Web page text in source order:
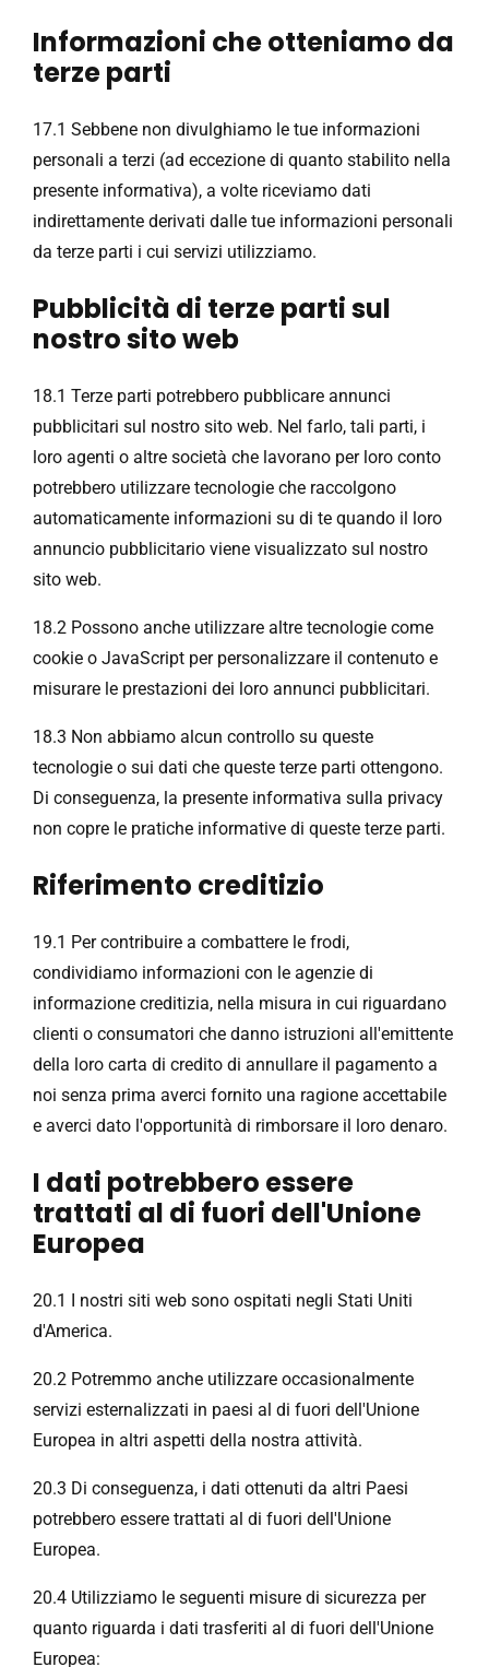
Informazioni che otteniamo da
terze parti
17.1 Sebbene non divulghiamo le tue informazioni
personali a terzi (ad eccezione di quanto stabilito nella
presente informativa), a volte riceviamo dati
indirettamente derivati ​​dalle tue informazioni personali
da terze parti i cui servizi utilizziamo.
Pubblicità di terze parti sul
nostro sito web
18.1 Terze parti potrebbero pubblicare annunci
pubblicitari sul nostro sito web. Nel farlo, tali parti, i
loro agenti o altre società che lavorano per loro conto
potrebbero utilizzare tecnologie che raccolgono
automaticamente informazioni su di te quando il loro
annuncio pubblicitario viene visualizzato sul nostro
sito web.
18.2 Possono anche utilizzare altre tecnologie come
cookie o JavaScript per personalizzare il contenuto e
misurare le prestazioni dei loro annunci pubblicitari.
18.3 Non abbiamo alcun controllo su queste
tecnologie o sui dati che queste terze parti ottengono.
Di conseguenza, la presente informativa sulla privacy
non copre le pratiche informative di queste terze parti.
Riferimento creditizio
19.1 Per contribuire a combattere le frodi,
condividiamo informazioni con le agenzie di
informazione creditizia, nella misura in cui riguardano
clienti o consumatori che danno istruzioni all'emittente
della loro carta di credito di annullare il pagamento a
noi senza prima averci fornito una ragione accettabile
e averci dato l'opportunità di rimborsare il loro denaro.
I dati potrebbero essere
trattati al di fuori dell'Unione
Europea
20.1 I nostri siti web sono ospitati negli Stati Uniti
d'America.
20.2 Potremmo anche utilizzare occasionalmente
servizi esternalizzati in paesi al di fuori dell'Unione
Europea in altri aspetti della nostra attività.
20.3 Di conseguenza, i dati ottenuti da altri Paesi
potrebbero essere trattati al di fuori dell'Unione
Europea.
20.4 Utilizziamo le seguenti misure di sicurezza per
quanto riguarda i dati trasferiti al di fuori dell'Unione
Europea: